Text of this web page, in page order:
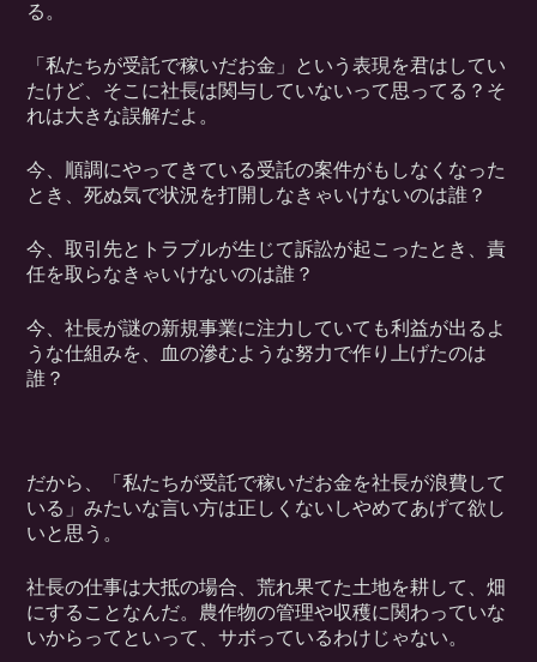
る。
「私たちが受託で稼いだお金」という表現を君はしてい
たけど、そこに社長は関与していないって思ってる？そ
れは大きな誤解だよ。
今、順調にやってきている受託の案件がもしなくなった
とき、死ぬ気で状況を打開しなきゃいけないのは誰？
今、取引先とトラブルが生じて訴訟が起こったとき、責
任を取らなきゃいけないのは誰？
今、社長が謎の新規事業に注力していても利益が出るよ
うな仕組みを、血の滲むような努力で作り上げたのは
誰？
だから、「私たちが受託で稼いだお金を社長が浪費して
いる」みたいな言い方は正しくないしやめてあげて欲し
いと思う。
社長の仕事は大抵の場合、荒れ果てた土地を耕して、畑
にすることなんだ。農作物の管理や収穫に関わっていな
いからってといって、サボっているわけじゃない。